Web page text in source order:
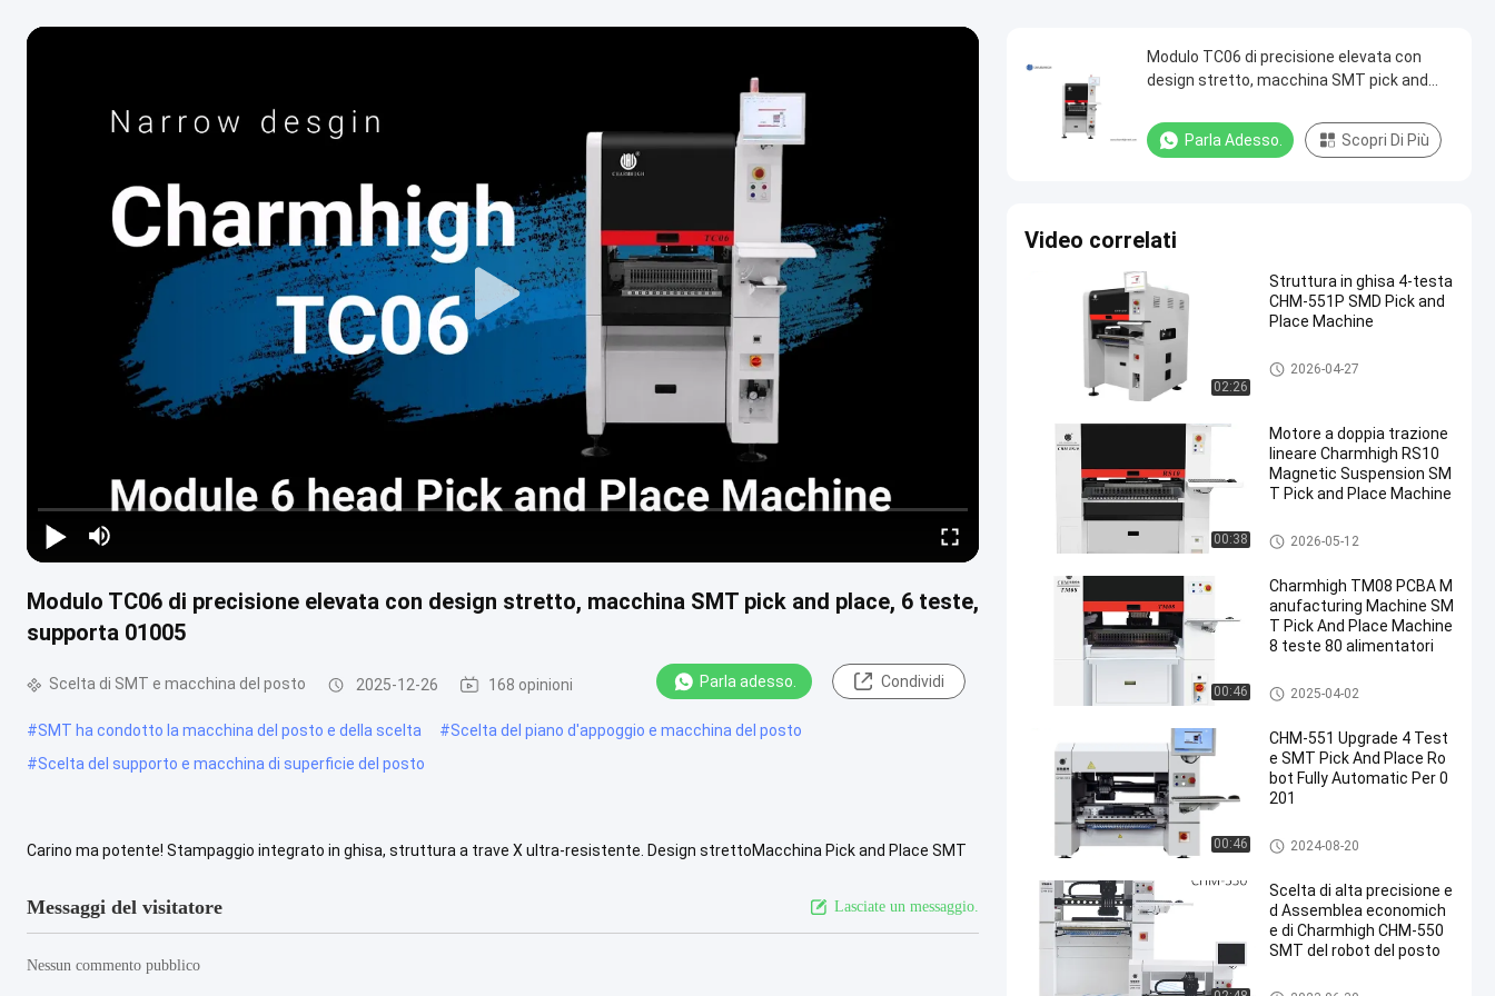
Modulo TC06 di precisione elevata con design stretto, macchina SMT pick and place, 6 teste,
supporta 01005
Scelta di SMT e macchina del posto 2025-12-26 168 opinioni Parla adesso. Condividi
#SMT ha condotto la macchina del posto e della scelta #Scelta del piano d'appoggio e macchina del posto
#Scelta del supporto e macchina di superficie del posto
Carino ma potente! Stampaggio integrato in ghisa, struttura a trave X ultra-resistente. Design strettoMacchina Pick and Place SMT
Messaggi del visitatore Lasciate un messaggio.
Nessun commento pubblico
Modulo TC06 di precisione elevata con
design stretto, macchina SMT pick and
Parla Adesso. Scopri Di Più
Video correlati
02:26
Struttura in ghisa 4-testa
CHM-551P SMD Pick and
Place Machine
Scelta di SMT e macchina del
posto
2026-04-27
00:38
Motore a doppia trazione
lineare Charmhigh RS10
Magnetic Suspension SM
T Pick and Place Machine
Scelta di SMT e macchina del
posto
2026-05-12
00:46
Charmhigh TM08 PCBA M
anufacturing Machine SM
T Pick And Place Machine
8 teste 80 alimentatori
Scelta di SMT e macchina del
posto
2025-04-02
00:46
CHM-551 Upgrade 4 Test
e SMT Pick And Place Ro
bot Fully Automatic Per 0
201
Scelta di SMT e macchina del
posto
2024-08-20
Scelta di alta precisione e
d Assemblea economich
e di Charmhigh CHM-550
SMT del robot del posto
Scelta di SMT e macchina del